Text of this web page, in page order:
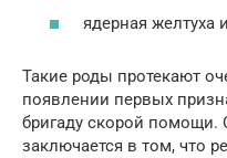
ядерная желтуха
Такие роды протекают
появлении первых
бригаду скорой помощи.
заключается в том, что